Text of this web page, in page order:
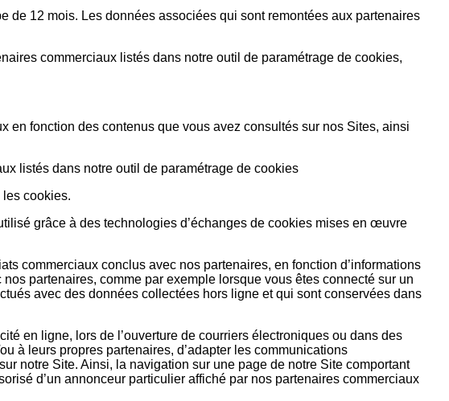
de 12 mois. Les données associées qui sont remontées aux partenaires
commerciaux listés dans notre outil de paramétrage de cookies,
en fonction des contenus que vous avez consultés sur nos Sites, ainsi
listés dans notre outil de paramétrage de cookies
les cookies.
grâce à des technologies d’échanges de cookies mises en œuvre
commerciaux conclus avec nos partenaires, en fonction d’informations
partenaires, comme par exemple lorsque vous êtes connecté sur un
avec des données collectées hors ligne et qui sont conservées dans
en ligne, lors de l’ouverture de courriers électroniques ou dans des
à leurs propres partenaires, d’adapter les communications
notre Site. Ainsi, la navigation sur une page de notre Site comportant
d’un annonceur particulier affiché par nos partenaires commerciaux